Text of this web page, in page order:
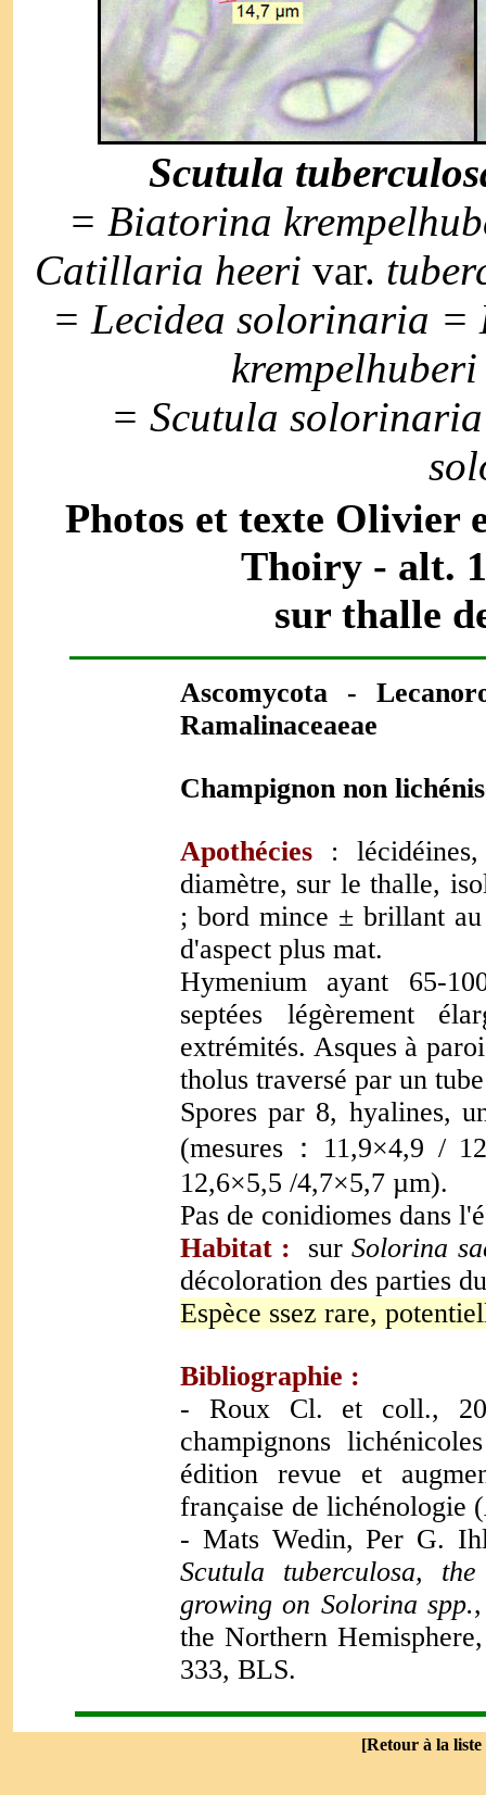
Scutula tuberculos
= Biatorina
Catillaria heeri var.
= Lecidea solorinaria =
= Scutula
Photos et texte Olivier
Thoiry - alt.
sur thalle
Ascomycota -
Ramalinaceaeae
Champignon non
Apothécies
:
diamètre, sur le thalle,
; bord mince ± brillant
d'aspect plus mat.
Hymenium ayant 65-
septées légèrement
extrémités. Asques à
tholus traversé par un
Spores par 8, hyalines,
(mesures：11,9×4,9 /
12,6×5,5 /4,7×5,7 µm).
Pas de conidiomes dans
Habitat : surSolorina
décoloration des parties
Espèce ssez rare,
Bibliographie :
- Roux Cl. et coll.,
champignons
édition revue et
française de lichénologie
- Mats Wedin, Per G.
Scutula tuberculosa,
growing on Solorina spp.
the Northern
333, BLS.
[Retour à la liste